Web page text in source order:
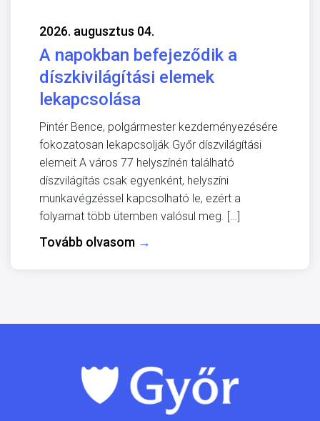
2026. augusztus 04.
A napokban befejeződik a
díszkivilágítási elemek
lekapcsolása
Pintér Bence, polgármester kezdeményezésére
fokozatosan lekapcsolják Győr díszvilágítási
elemeit A város 77 helyszínén található
díszvilágítás csak egyenként, helyszíni
munkavégzéssel kapcsolható le, ezért a
folyamat több ütemben valósul meg. […]
Tovább olvasom →